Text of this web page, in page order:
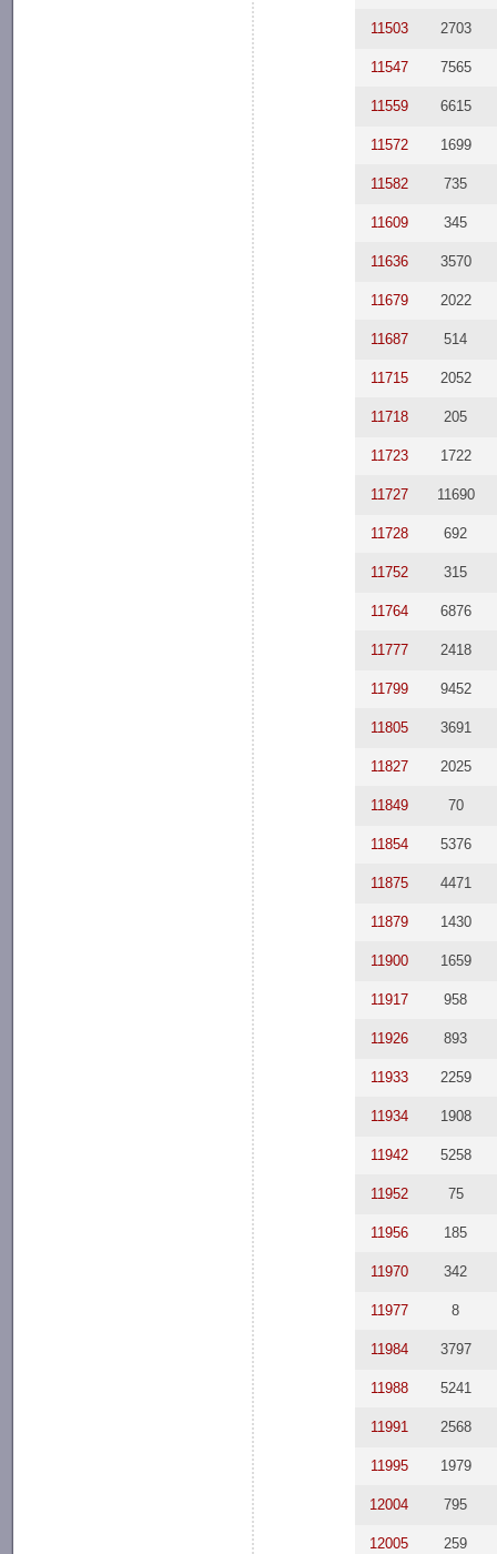
11503 2703
11547 7565
11559 6615
11572 1699
11582 735
11609 345
11636 3570
11679 2022
11687 514
11715 2052
11718 205
11723 1722
11727 11690
11728 692
11752 315
11764 6876
11777 2418
11799 9452
11805 3691
11827 2025
11849 70
11854 5376
11875 4471
11879 1430
11900 1659
11917 958
11926 893
11933 2259
11934 1908
11942 5258
11952 75
11956 185
11970 342
11977 8
11984 3797
11988 5241
11991 2568
11995 1979
12004 795
12005 259